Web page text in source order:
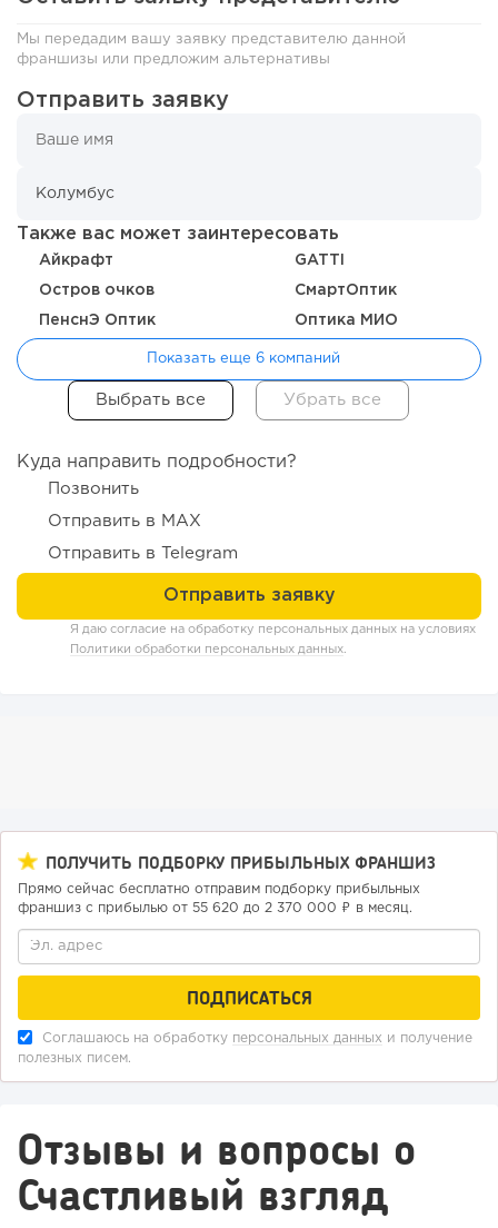
российский...
«Прибыль 20 млн в год, а я ездил на метро»: куда в
интернет-магазине...
142 10
Конференции августа 2026: лучшие мероприятия месяца
для бизнеса,...
Мы передадим вашу заявку представителю данной
франшизы или предложим альтернативы
Отправить заявку
Также вас может заинтересовать
Айкрафт GATTI
Остров очков СмартОптик
ПенснЭ Оптик Оптика МИО
Показать еще 6 компаний
Куда направить подробности?
Позвонить
Отправить в MAX
Отправить в Telegram
Я даю согласие на обработку персональных данных на условиях
Политики обработки персональных данных.
ПОЛУЧИТЬ ПОДБОРКУ ПРИБЫЛЬНЫХ ФРАНШИЗ
Прямо сейчас бесплатно отправим подборку прибыльных
франшиз с прибылью от 55 620 до 2 370 000 ₽ в месяц.
Соглашаюсь на обработку персональных данных и получение
полезных писем.
Отзывы и вопросы о
Счастливый взгляд